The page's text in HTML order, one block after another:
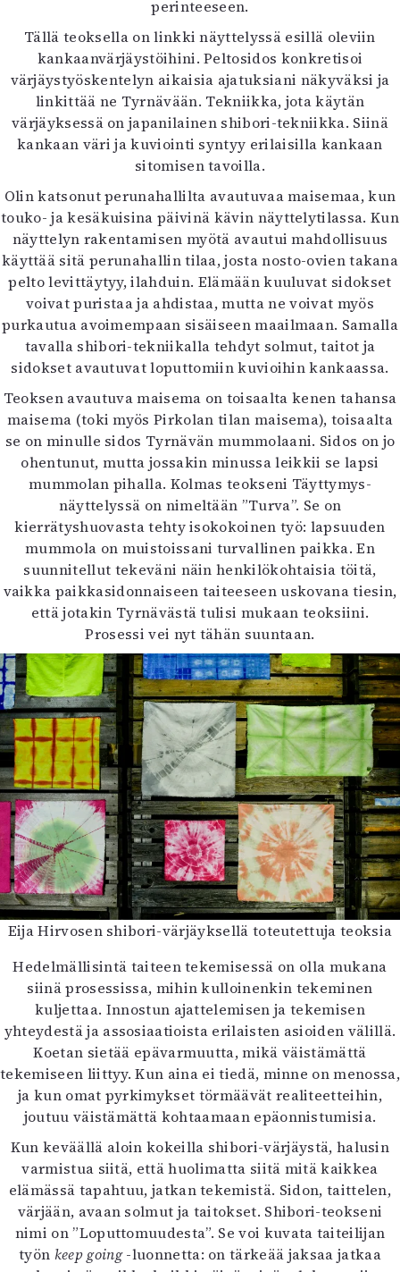
perinteeseen.
Tällä teoksella on linkki näyttelyssä esillä oleviin
kankaanvärjäystöihini. Peltosidos konkretisoi
värjäystyöskentelyn aikaisia ajatuksiani näkyväksi ja
linkittää ne Tyrnävään. Tekniikka, jota käytän
värjäyksessä on japanilainen shibori-tekniikka. Siinä
kankaan väri ja kuviointi syntyy erilaisilla kankaan
sitomisen tavoilla.
Olin katsonut perunahallilta avautuvaa maisemaa, kun
touko- ja kesäkuisina päivinä kävin näyttelytilassa. Kun
näyttelyn rakentamisen myötä avautui mahdollisuus
käyttää sitä perunahallin tilaa, josta nosto-ovien takana
pelto levittäytyy, ilahduin. Elämään kuuluvat sidokset
voivat puristaa ja ahdistaa, mutta ne voivat myös
purkautua avoimempaan sisäiseen maailmaan. Samalla
tavalla shibori-tekniikalla tehdyt solmut, taitot ja
sidokset avautuvat loputtomiin kuvioihin kankaassa.
Teoksen avautuva maisema on toisaalta kenen tahansa
maisema (toki myös Pirkolan tilan maisema), toisaalta
se on minulle sidos Tyrnävän mummolaani. Sidos on jo
ohentunut, mutta jossakin minussa leikkii se lapsi
mummolan pihalla. Kolmas teokseni Täyttymys-
näyttelyssä on nimeltään ”Turva”. Se on
kierrätyshuovasta tehty isokokoinen työ: lapsuuden
mummola on muistoissani turvallinen paikka. En
suunnitellut tekeväni näin henkilökohtaisia töitä,
vaikka paikkasidonnaiseen taiteeseen uskovana tiesin,
että jotakin Tyrnävästä tulisi mukaan teoksiini.
Prosessi vei nyt tähän suuntaan.
Eija Hirvosen shibori-värjäyksellä toteutettuja teoksia
Hedelmällisintä taiteen tekemisessä on olla mukana
siinä prosessissa, mihin kulloinenkin tekeminen
kuljettaa. Innostun ajattelemisen ja tekemisen
yhteydestä ja assosiaatioista erilaisten asioiden välillä.
Koetan sietää epävarmuutta, mikä väistämättä
tekemiseen liittyy. Kun aina ei tiedä, minne on menossa,
ja kun omat pyrkimykset törmäävät realiteetteihin,
joutuu väistämättä kohtaamaan epäonnistumisia.
Kun keväällä aloin kokeilla shibori-värjäystä, halusin
varmistua siitä, että huolimatta siitä mitä kaikkea
elämässä tapahtuu, jatkan tekemistä. Sidon, taittelen,
värjään, avaan solmut ja taitokset. Shibori-teokseni
nimi on ”Loputtomuudesta”. Se voi kuvata taiteilijan
työn keep going-luonnetta: on tärkeää jaksaa jatkaa